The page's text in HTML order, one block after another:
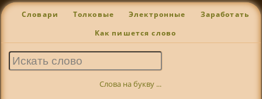
Словари Толковые Электронные Заработать
Как пишется слово
Слова на букву ...